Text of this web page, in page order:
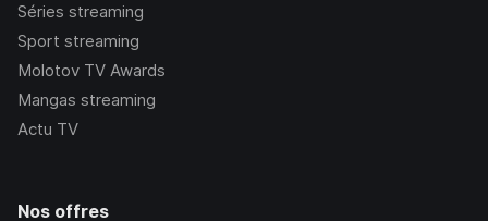
Séries streaming
Sport streaming
Molotov TV Awards
Mangas streaming
Actu TV
Nos offres